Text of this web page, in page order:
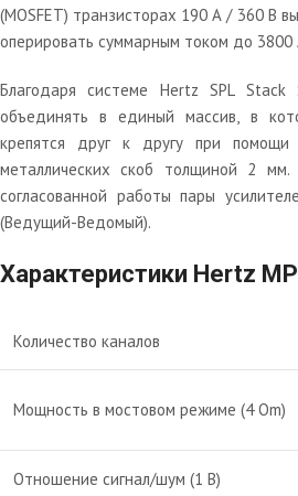
(MOSFET) транзисторах 190 А / 360 В
оперировать суммарным током до 3800
Благодаря системе Hertz SPL Stack
объединять в единый массив, в
крепятся друг к другу при помощи
металлических скоб толщиной 2 мм.
согласованной работы пары
(Ведущий-Ведомый).
Характеристики Hertz
Количество каналов
Мощность в мостовом режиме (4 Om)
Отношение сигнал/шум (1 В)